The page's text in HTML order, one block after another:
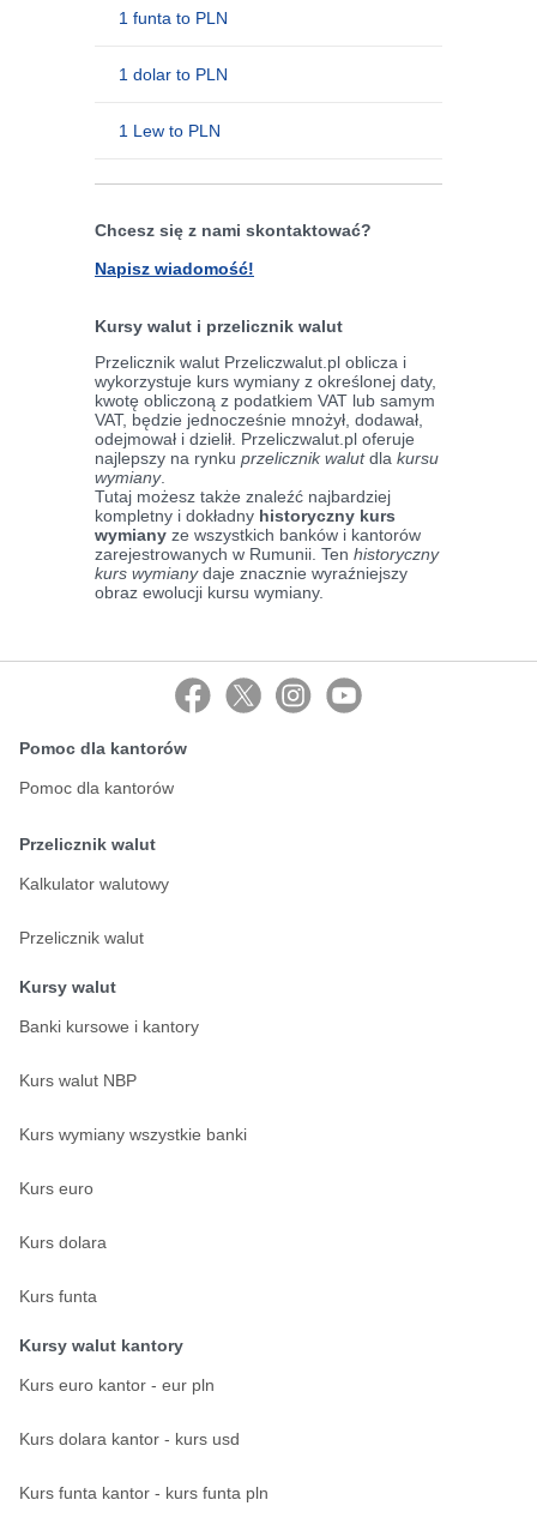
1 funta to PLN
1 dolar to PLN
1 Lew to PLN
Chcesz się z nami skontaktować?
Napisz wiadomość!
Kursy walut i przelicznik walut
Przelicznik walut Przeliczwalut.pl oblicza i
wykorzystuje kurs wymiany z określonej daty,
kwotę obliczoną z podatkiem VAT lub samym
VAT, będzie jednocześnie mnożył, dodawał,
odejmował i dzielił. Przeliczwalut.pl oferuje
najlepszy na rynku przelicznik walutdla kursu
wymiany.
Tutaj możesz także znaleźć najbardziej
kompletny i dokładny historyczny kurs
wymiany ze wszystkich banków i kantorów
zarejestrowanych w Rumunii. Ten historyczny
kurs wymianydaje znacznie wyraźniejszy
obraz ewolucji kursu wymiany.
Pomoc dla kantorów
Pomoc dla kantorów
Przelicznik walut
Kalkulator walutowy
Przelicznik walut
Kursy walut
Banki kursowe i kantory
Kurs walut NBP
Kurs wymiany wszystkie banki
Kurs euro
Kurs dolara
Kurs funta
Kursy walut kantory
Kurs euro kantor - eur pln
Kurs dolara kantor - kurs usd
Kurs funta kantor - kurs funta pln